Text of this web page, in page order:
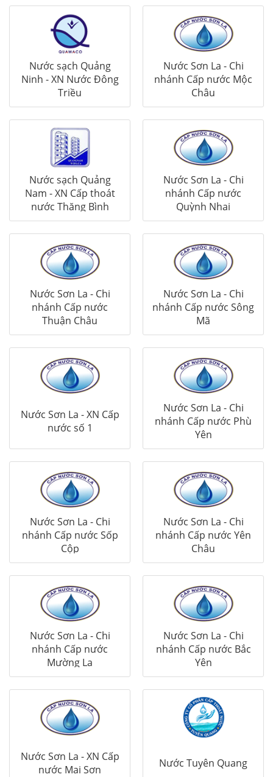
Nước sạch Quảng
Ninh - XN Nước Đông
Triều
Nước Sơn La - Chi
nhánh Cấp nước Mộc
Châu
Nước sạch Quảng
Nam - XN Cấp thoát
nước Thăng Bình
Nước Sơn La - Chi
nhánh Cấp nước
Quỳnh Nhai
Nước Sơn La - Chi
nhánh Cấp nước
Thuận Châu
Nước Sơn La - Chi
nhánh Cấp nước Sông
Mã
Nước Sơn La - XN Cấp
nước số 1
Nước Sơn La - Chi
nhánh Cấp nước Phù
Yên
Nước Sơn La - Chi
nhánh Cấp nước Sốp
Cộp
Nước Sơn La - Chi
nhánh Cấp nước Yên
Châu
Nước Sơn La - Chi
nhánh Cấp nước
Mường La
Nước Sơn La - Chi
nhánh Cấp nước Bắc
Yên
Nước Sơn La - XN Cấp
nước Mai Sơn
Nước Tuyên Quang